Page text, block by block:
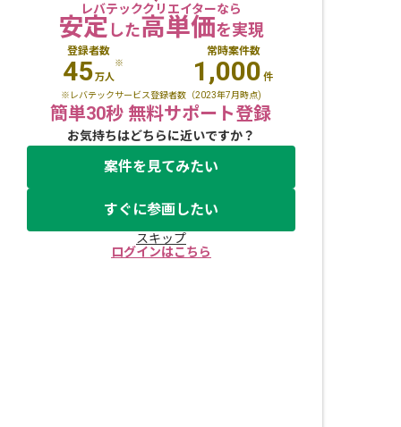
レバテッククリエイターなら
安定した高単価を実現
登録者数
45万人
※
常時案件数
1,000 件
※レバテックサービス登録者数（2023年7月時点)
簡単30秒 無料サポート登録
お気持ちはどちらに近いですか？
案件を見てみたい
すぐに参画したい
スキップ
ログインはこちら